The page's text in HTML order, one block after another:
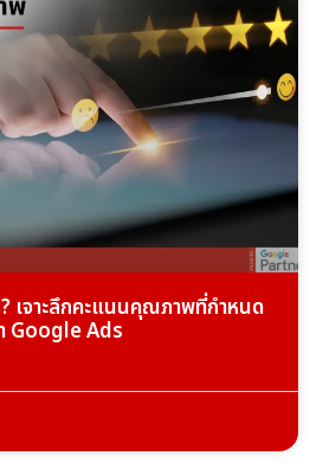
เจาะลึกคะแนนคุณภาพที่กำหนด
Google Ads